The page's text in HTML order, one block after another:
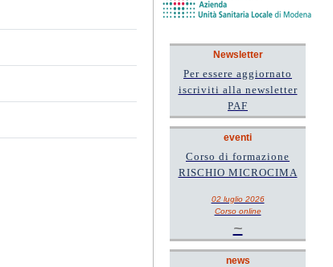
Newsletter
Per essere aggiornato
iscriviti alla newsletter
PAF
eventi
Corso di formazione
RISCHIO MICROCIMA
02 luglio 2026
Corso online
~
news